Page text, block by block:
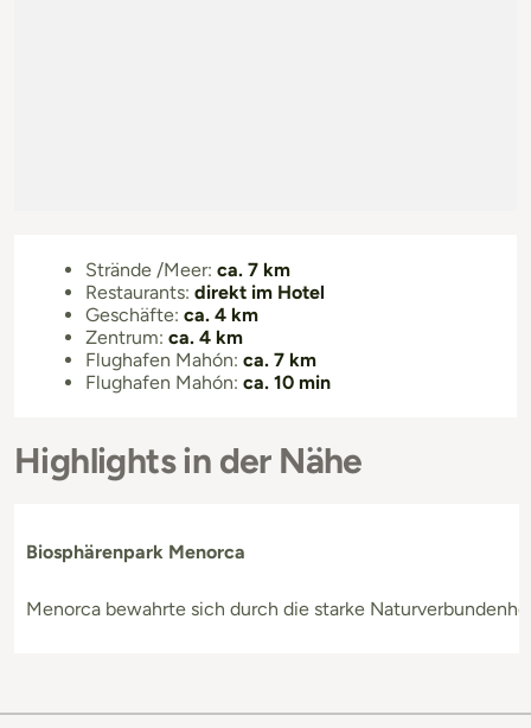
Strände /Meer: ca. 7 km
Restaurants: direkt im Hotel
Geschäfte: ca. 4 km
Zentrum: ca. 4 km
Flughafen Mahón: ca. 7 km
Flughafen Mahón: ca. 10 min
Highlights in der Nähe
Biosphärenpark Menorca
Menorca bewahrte sich durch die starke